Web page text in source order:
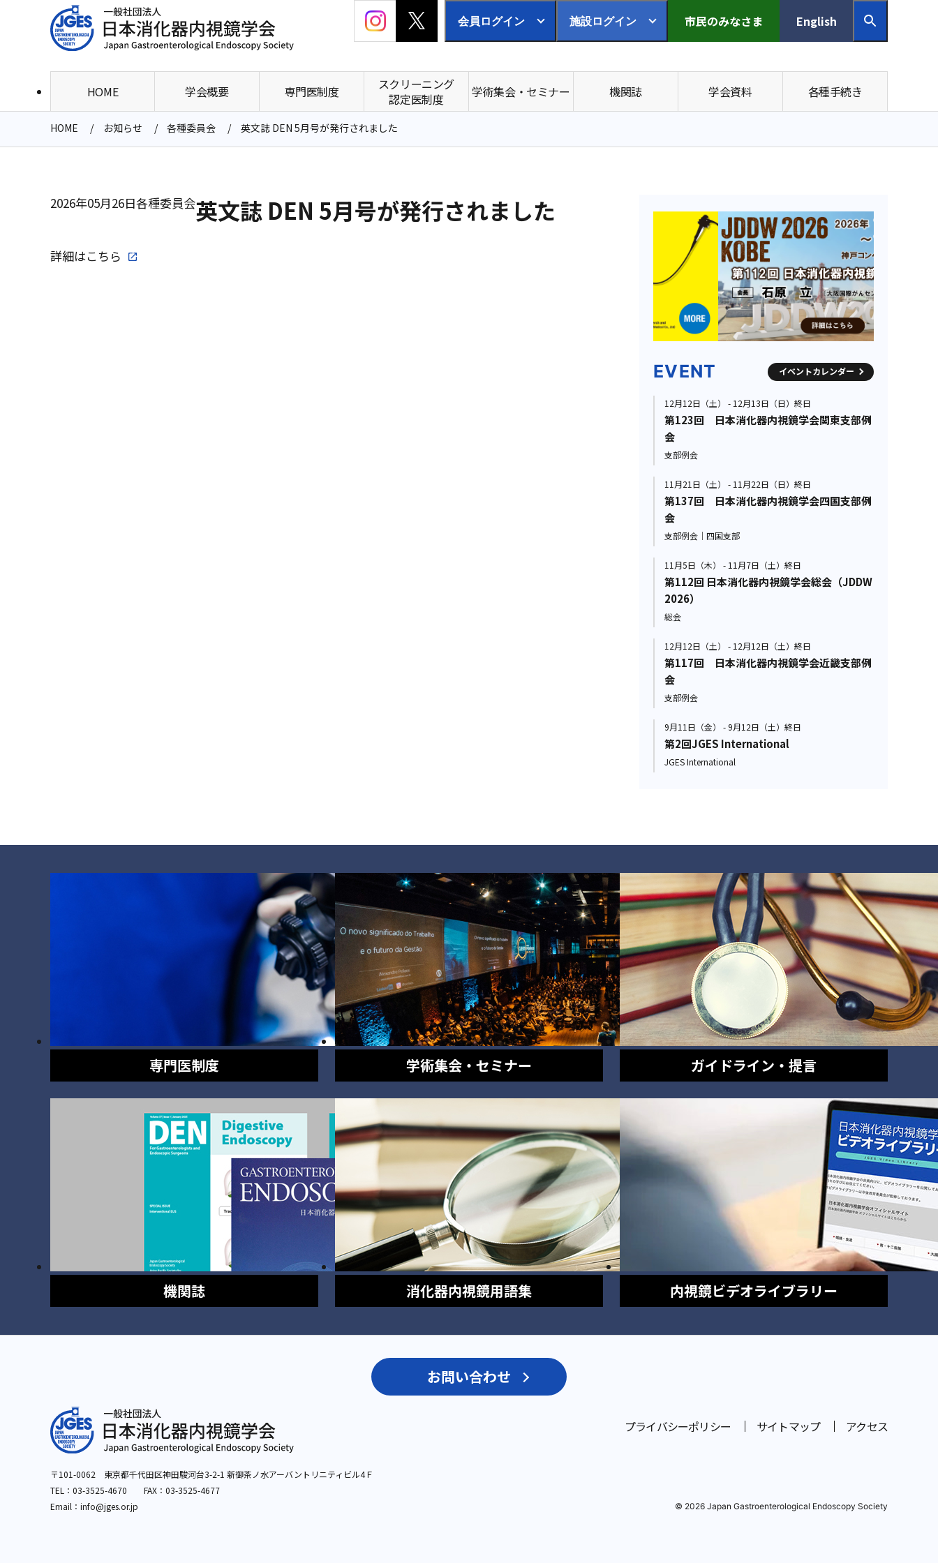
会員ログイン 施設ログイン 市民のみなさま English
HOME 学会概要 専門医制度
スクリーニング
認定医制度
学術集会・セミナー 機関誌 学会資料 各種手続き
HOME お知らせ 各種委員会 英文誌 DEN 5月号が発行されました
2026年05月26日各種委員会英文誌 DEN 5月号が発行されました
詳細はこちら
EVENT イベントカレンダー
12月12日（土） - 12月13日（日）終日
第123回 日本消化器内視鏡学会関東支部例
会
支部例会
11月21日（土） - 11月22日（日）終日
第137回 日本消化器内視鏡学会四国支部例
会
支部例会｜四国支部
11月5日（木） - 11月7日（土）終日
第112回 日本消化器内視鏡学会総会（JDDW
2026）
総会
12月12日（土） - 12月12日（土）終日
第117回 日本消化器内視鏡学会近畿支部例
会
支部例会
9月11日（金） - 9月12日（土）終日
第2回JGES International
JGES International
専門医制度 学術集会・セミナー ガイドライン・提言
機関誌 消化器内視鏡用語集 内視鏡ビデオライブラリー
お問い合わせ
〒101-0062 東京都千代田区神田駿河台3-2-1 新御茶ノ水アーバントリニティビル4Ｆ
TEL： 03-3525-4670 FAX：03-3525-4677
Email：info@jges.or.jp
プライバシーポリシー サイトマップ アクセス
© 2026 Japan Gastroenterological Endoscopy Society